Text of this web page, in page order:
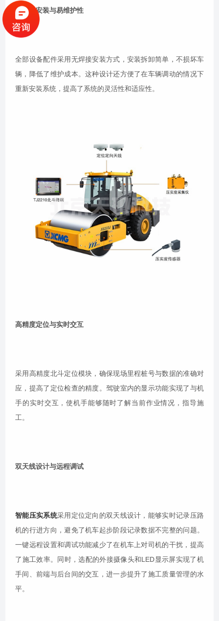
无焊接安装与易维护性
全部设备配件采用无焊接安装方式，安装拆卸简单，不损坏车
辆，降低了维护成本。这种设计还方便了在车辆调动的情况下
重新安装系统，提高了系统的灵活性和适应性。
高精度定位与实时交互
采用高精度北斗定位模块，确保现场里程桩号与数据的准确对
应，提高了定位检查的精度。驾驶室内的显示功能实现了与机
手的实时交互，使机手能够随时了解当前作业情况，指导施
工。
双天线设计与远程调试
智能压实系统采用定位定向的双天线设计，能够实时记录压路
机的行进方向，避免了机车起步阶段记录数据不完整的问题。
一键远程设置和调试功能减少了在机车上对司机的干扰，提高
了施工效率。同时，选配的外接摄像头和LED显示屏实现了机
手间、前端与后台间的交互，进一步提升了施工质量管理的水
平。